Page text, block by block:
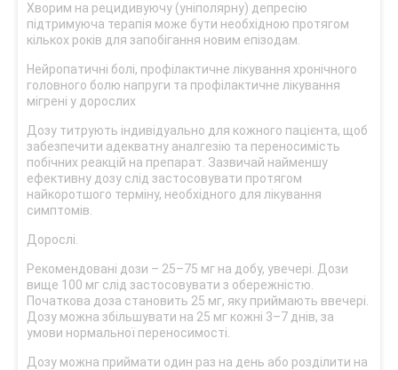
Хворим на рецидивуючу (уніполярну) депресію
підтримуюча терапія може бути необхідною протягом
кількох років для запобігання новим епізодам.
Нейропатичні болі, профілактичне лікування хронічного
головного болю напруги та профілактичне лікування
мігрені у дорослих
Дозу титрують індивідуально для кожного пацієнта, щоб
забезпечити адекватну аналгезію та переносимість
побічних реакцій на препарат. Зазвичай найменшу
ефективну дозу слід застосовувати протягом
найкоротшого терміну, необхідного для лікування
симптомів.
Дорослі.
Рекомендовані дози – 25–75 мг на добу, увечері. Дози
вище 100 мг слід застосовувати з обережністю.
Початкова доза становить 25 мг, яку приймають ввечері.
Дозу можна збільшувати на 25 мг кожні 3–7 днів, за
умови нормальної переносимості.
Дозу можна приймати один раз на день або розділити на